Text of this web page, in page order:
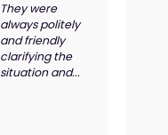
They were
always politely
and friendly
clarifying the
situation and...